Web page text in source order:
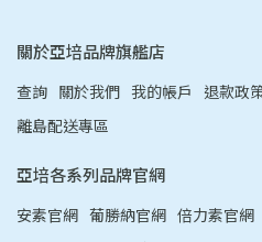
關於亞培品牌旗艦店
查詢 關於我們 我的帳戶 退款政
離島配送專區
亞培各系列品牌官網
安素官網 葡勝納官網 倍力素官網